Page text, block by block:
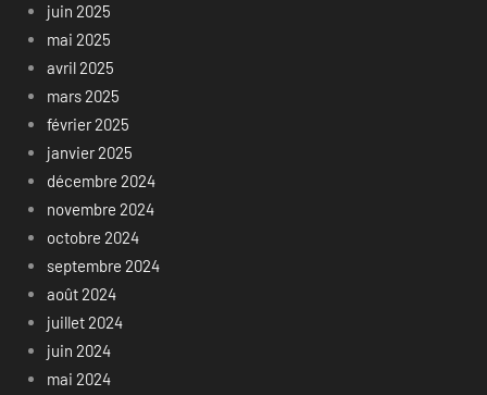
juin 2025
mai 2025
avril 2025
mars 2025
février 2025
janvier 2025
décembre 2024
novembre 2024
octobre 2024
septembre 2024
août 2024
juillet 2024
juin 2024
mai 2024